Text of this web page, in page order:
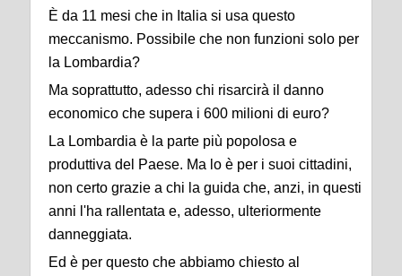
È da 11 mesi che in Italia si usa questo
meccanismo. Possibile che non funzioni solo per
la Lombardia?
Ma soprattutto, adesso chi risarcirà il danno
economico che supera i 600 milioni di euro?
La Lombardia è la parte più popolosa e
produttiva del Paese. Ma lo è per i suoi cittadini,
non certo grazie a chi la guida che, anzi, in questi
anni l'ha rallentata e, adesso, ulteriormente
danneggiata.
Ed è per questo che abbiamo chiesto al